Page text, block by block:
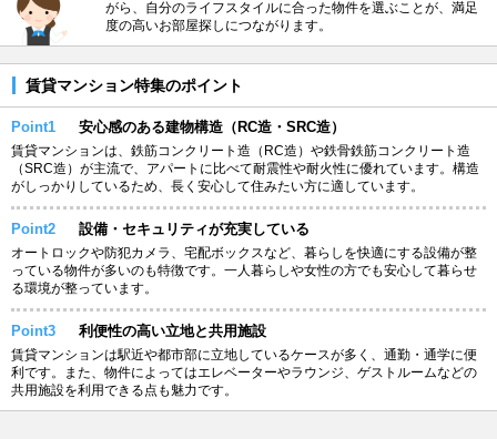
がら、自分のライフスタイルに合った物件を選ぶことが、満足
度の高いお部屋探しにつながります。
賃貸マンション特集のポイント
Point1 安心感のある建物構造（RC造・SRC造）
賃貸マンションは、鉄筋コンクリート造（RC造）や鉄骨鉄筋コンクリート造
（SRC造）が主流で、アパートに比べて耐震性や耐火性に優れています。構造
がしっかりしているため、長く安心して住みたい方に適しています。
Point2 設備・セキュリティが充実している
オートロックや防犯カメラ、宅配ボックスなど、暮らしを快適にする設備が整
っている物件が多いのも特徴です。一人暮らしや女性の方でも安心して暮らせ
る環境が整っています。
Point3 利便性の高い立地と共用施設
賃貸マンションは駅近や都市部に立地しているケースが多く、通勤・通学に便
利です。また、物件によってはエレベーターやラウンジ、ゲストルームなどの
共用施設を利用できる点も魅力です。